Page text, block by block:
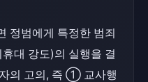
정범에게 특정한 범죄
대 강도)의 실행을 결
의 고의, 즉 ① 교사행